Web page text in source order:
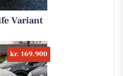
Variant
kr. 169.900